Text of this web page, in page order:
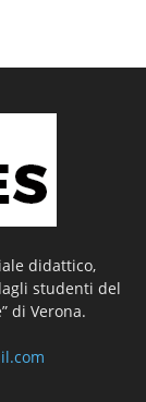
didattico,
studenti del
di Verona.